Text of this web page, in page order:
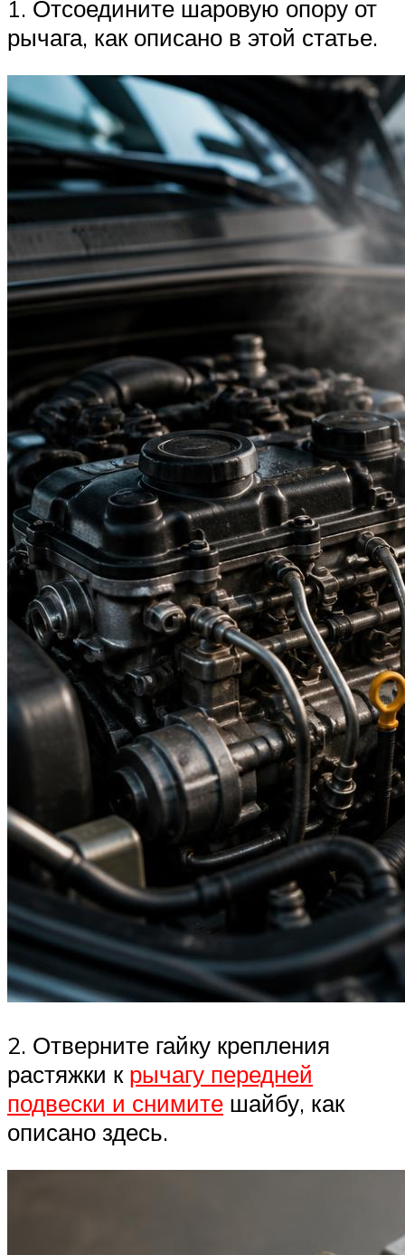
1. Отсоедините шаровую опору от
рычага, как описано в этой статье.
2. Отверните гайку крепления
растяжки к рычагу передней
подвески и снимите шайбу, как
описано здесь.